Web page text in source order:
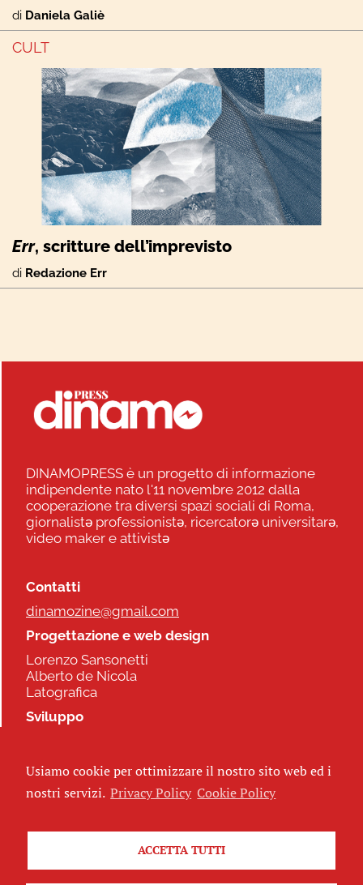
di Daniela Galiè
CULT
Err, scritture dell’imprevisto
di Redazione Err
DINAMOPRESS è un progetto di informazione
indipendente nato l'11 novembre 2012 dalla
cooperazione tra diversi spazi sociali di Roma,
giornalistə professionistə, ricercatorə universitarə,
video maker e attivistə
Contatti
dinamozine@gmail.com
Progettazione e web design
Lorenzo Sansonetti
Alberto de Nicola
Latografica
Sviluppo
Seguici
Iscriviti alla newsletter
Usiamo cookie per ottimizzare il nostro sito web ed i
nostri servizi. Privacy Policy Cookie Policy
ACCETTA TUTTI